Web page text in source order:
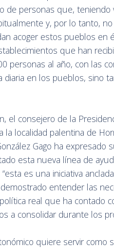
de personas que, teniendo
y, por lo tanto,
acoger estos pueblos en
que han
personas al año, con las
en los pueblos, sino
el consejero de la
la localidad palentina de
Gago ha expresado
esta nueva línea de
es una iniciativa
entender las
real que ha contado
a consolidar durante los
quiere servir como